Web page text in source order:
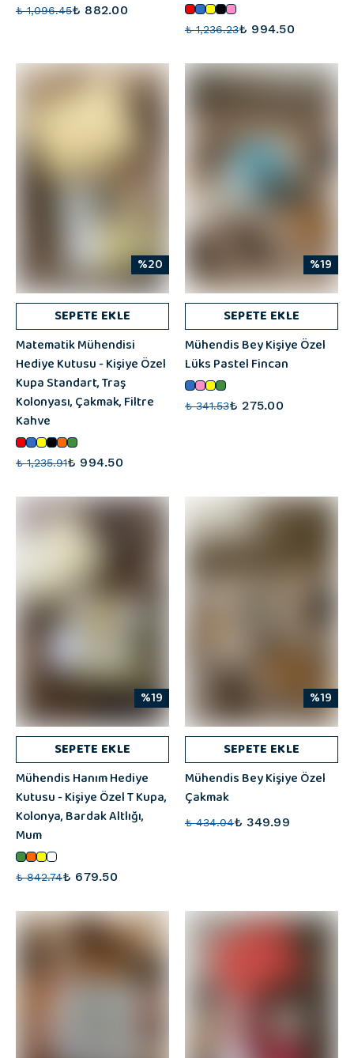
₺ 1,096.45₺ 882.00
₺ 1,236.23₺ 994.50
%20
SEPETE EKLE
Matematik Mühendisi
Hediye Kutusu - Kişiye Özel
Kupa Standart, Traş
Kolonyası, Çakmak, Filtre
Kahve
₺ 1,235.91₺ 994.50
%19
SEPETE EKLE
Mühendis Bey Kişiye Özel
Lüks Pastel Fincan
₺ 341.53₺ 275.00
%19
SEPETE EKLE
Mühendis Hanım Hediye
Kutusu - Kişiye Özel T Kupa,
Kolonya, Bardak Altlığı,
Mum
₺ 842.74₺ 679.50
%19
SEPETE EKLE
Mühendis Bey Kişiye Özel
Çakmak
₺ 434.04₺ 349.99